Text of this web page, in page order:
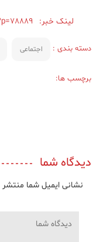
لینک خبر:
دسته بندی : اجتماعی
برچسب ها:
دیدگاه شما
نشانی ایمیل شما